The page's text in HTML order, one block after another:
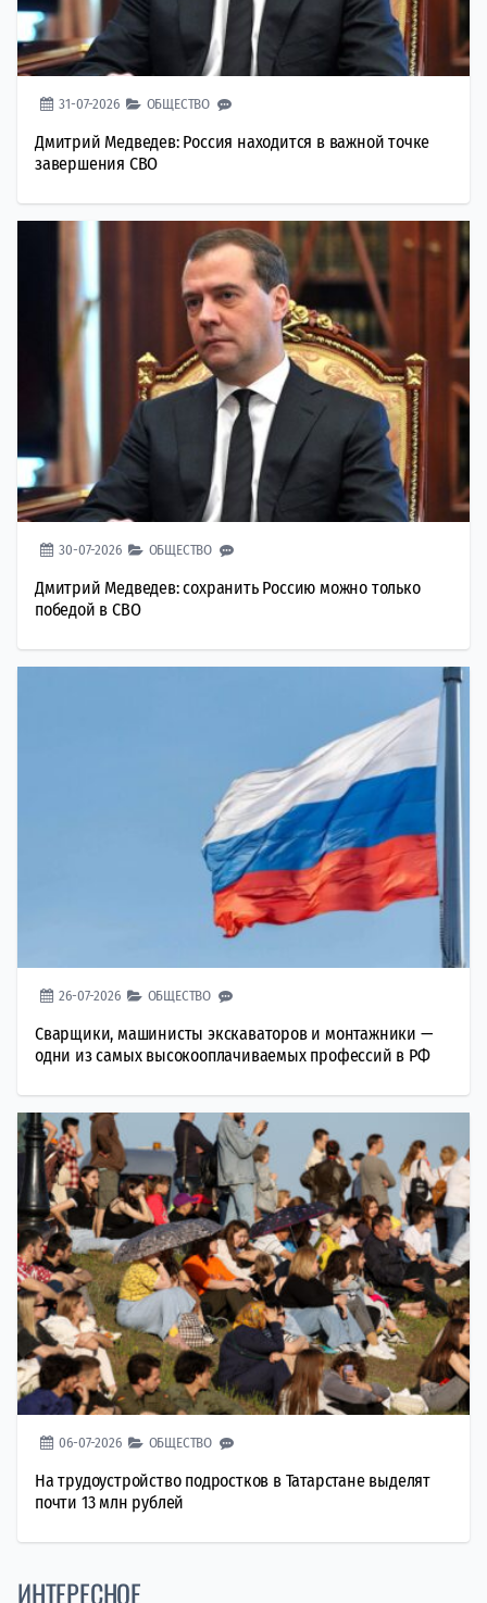
31-07-2026 ОБЩЕСТВО
Дмитрий Медведев: Россия находится в важной точке
завершения СВО
30-07-2026 ОБЩЕСТВО
Дмитрий Медведев: сохранить Россию можно только
победой в СВО
26-07-2026 ОБЩЕСТВО
Сварщики, машинисты экскаваторов и монтажники —
одни из самых высокооплачиваемых профессий в РФ
06-07-2026 ОБЩЕСТВО
На трудоустройство подростков в Татарстане выделят
почти 13 млн рублей
ИНТЕРЕСНОЕ